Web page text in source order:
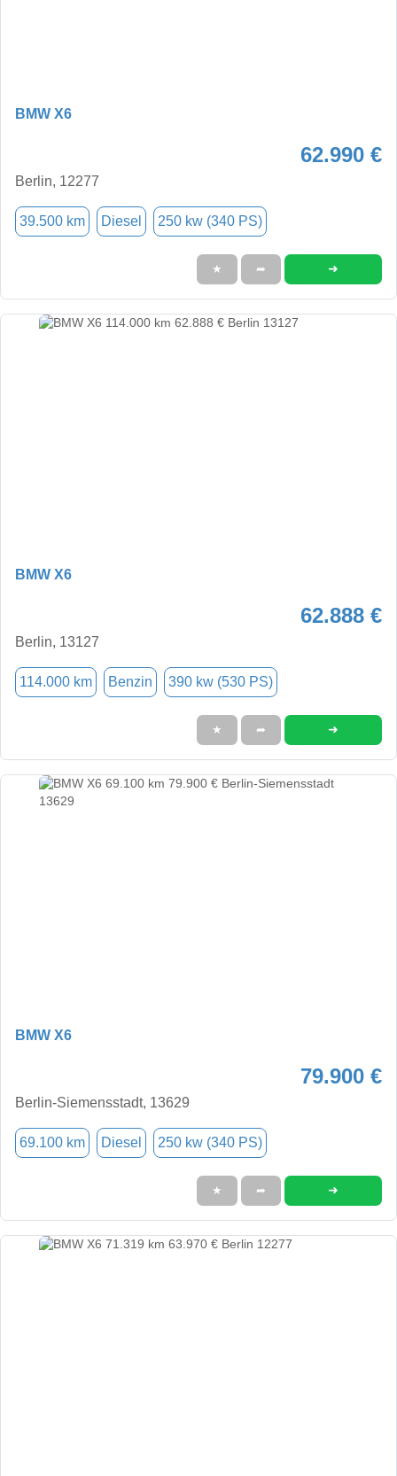
BMW X6
62.990 €
Berlin, 12277
39.500 km Diesel 250 kw (340 PS)
★ ➦ ➜
BMW X6
62.888 €
Berlin, 13127
114.000 km Benzin 390 kw (530 PS)
★ ➦ ➜
BMW X6
79.900 €
Berlin-Siemensstadt, 13629
69.100 km Diesel 250 kw (340 PS)
★ ➦ ➜